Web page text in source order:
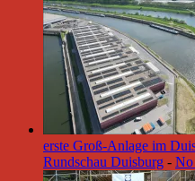
erste Groß-Anlage im
Rundschau Duisburg - No